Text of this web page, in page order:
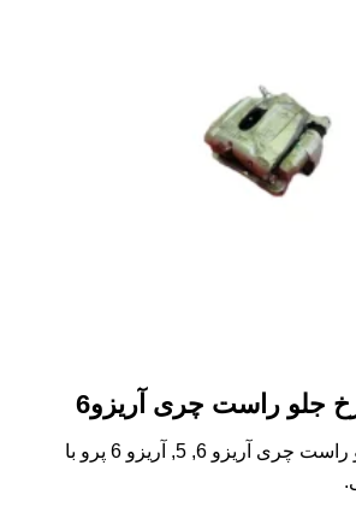
جلو راست چری آریزو6
سیلندر ترمز چرخ جلو راست چری آریزو 6, 5, آریزو 6 پرو با